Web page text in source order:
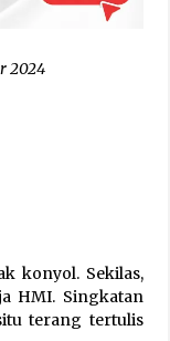
dan Motivasi
Kota Banda
2024
konyol. Sekilas,
HMI. Singkatan
terang tertulis